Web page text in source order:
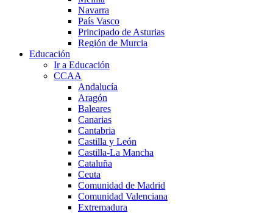
Navarra
País Vasco
Principado de Asturias
Región de Murcia
Educación
Ir a Educación
CCAA
Andalucía
Aragón
Baleares
Canarias
Cantabria
Castilla y León
Castilla-La Mancha
Cataluña
Ceuta
Comunidad de Madrid
Comunidad Valenciana
Extremadura